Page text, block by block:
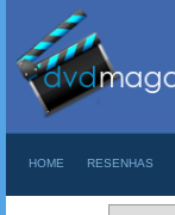
HOME RESENHAS